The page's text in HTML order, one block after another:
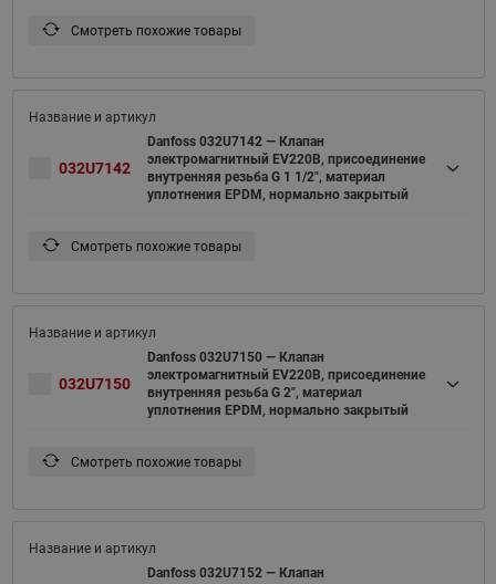
Смотреть похожие товары
032U7142
Danfoss 032U7142 — Клапан
электромагнитный EV220B, присоединение
внутренняя резьба G 1 1/2", материал
уплотнения EPDM, нормально закрытый
Смотреть похожие товары
032U7150
Danfoss 032U7150 — Клапан
электромагнитный EV220B, присоединение
внутренняя резьба G 2", материал
уплотнения EPDM, нормально закрытый
Смотреть похожие товары
Danfoss 032U7152 — Клапан